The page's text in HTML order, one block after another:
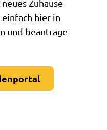
Zuhause
einfach hier in
und beantrage